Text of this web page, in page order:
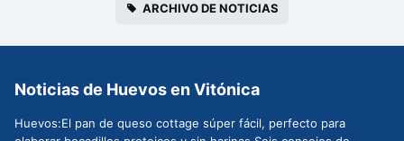
ARCHIVO DE NOTICIAS
Noticias de Huevos en Vitónica
Huevos:El pan de queso cottage súper fácil, perfecto para